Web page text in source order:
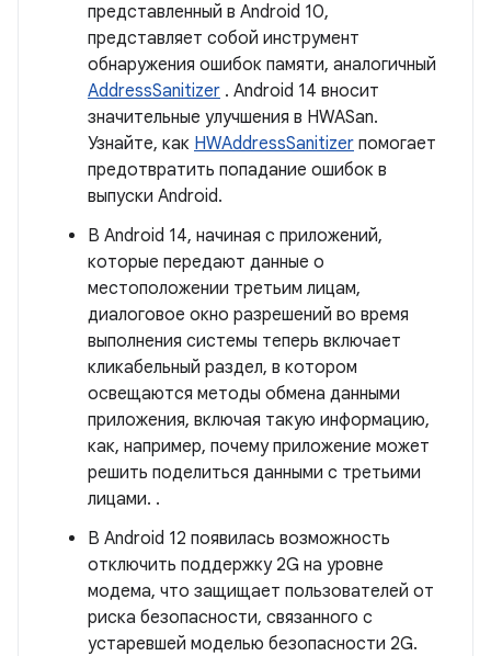
представленный в Android 10,
представляет собой инструмент
обнаружения ошибок памяти, аналогичный
AddressSanitizer . Android 14 вносит
значительные улучшения в HWASan.
Узнайте, как HWAddressSanitizer помогает
предотвратить попадание ошибок в
выпуски Android.
В Android 14, начиная с приложений,
которые передают данные о
местоположении третьим лицам,
диалоговое окно разрешений во время
выполнения системы теперь включает
кликабельный раздел, в котором
освещаются методы обмена данными
приложения, включая такую ​​информацию,
как, например, почему приложение может
решить поделиться данными с третьими
лицами. .
В Android 12 появилась возможность
отключить поддержку 2G на уровне
модема, что защищает пользователей от
риска безопасности, связанного с
устаревшей моделью безопасности 2G.